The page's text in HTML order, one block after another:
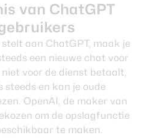
van ChatGPT
aan ChatGPT, maak je
een nieuwe chat voor
voor de dienst betaalt,
steeds en kan je oude
OpenAI, de maker van
om de opslagfunctie
te maken.